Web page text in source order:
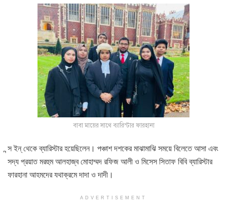
বাবা মায়ের সাথে ব্যারিস্টার ফারহানা
ন্স ইন্ থেকে ব্যারিস্টার হয়েছিলেন। পঞ্চাশ দশকের মাঝামাঝি সময়ে বিলেতে আসা এবং
সদ্য প্রয়াত মরহুম আলহাজ্ব মোহাম্মদ রফিজ আলী ও মিসেস সিতাফ বিবি ব্যারিস্টার
ফারহানা আহমদের যথাক্রমে দাদা ও দাদী।
ADVERTISEMENT